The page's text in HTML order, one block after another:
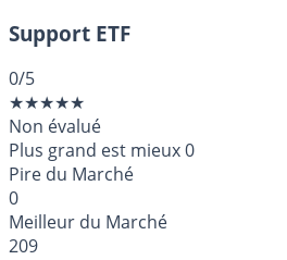
Support ETF
0/5
★★★★★
Non évalué
Plus grand est mieux0
Pire du Marché
0
Meilleur du Marché
209